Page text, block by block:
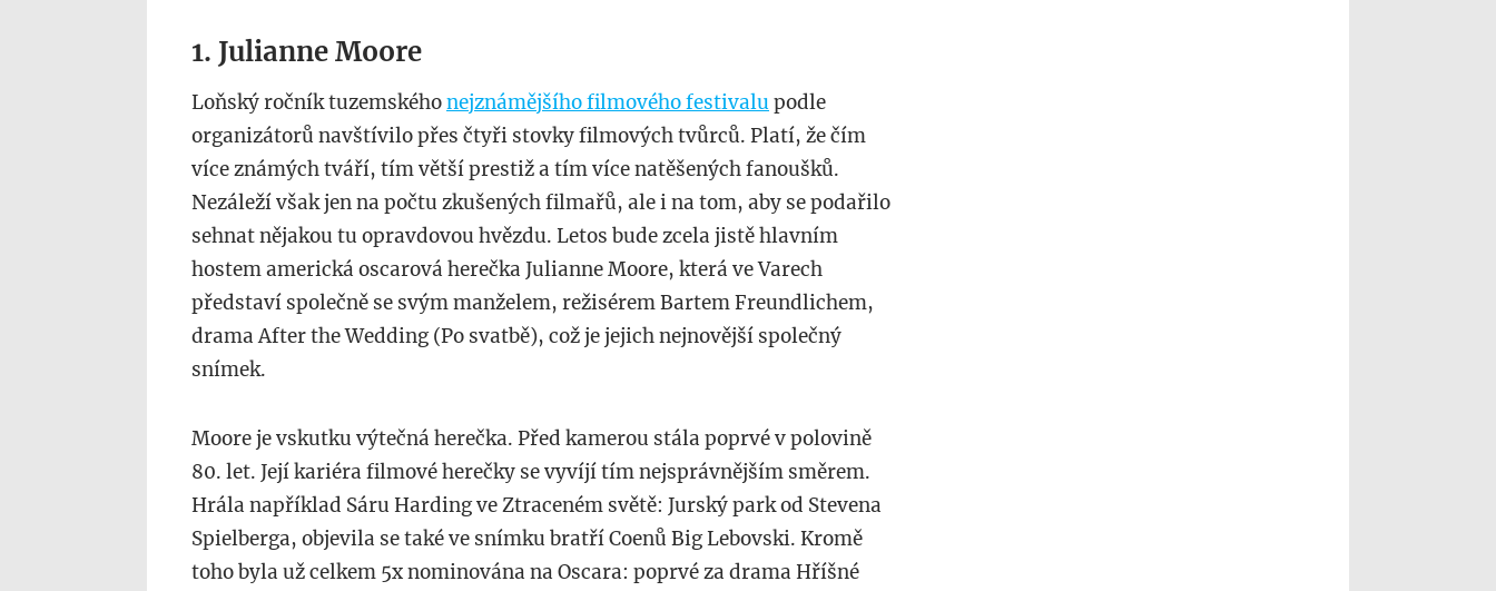
1. Julianne Moore
Loňský ročník tuzemskéhonejznámějšího filmového festivalupodle
organizátorů navštívilo přes čtyři stovky filmových tvůrců. Platí, že čím
více známých tváří, tím větší prestiž a tím více natěšených fanoušků.
Nezáleží však jen na počtu zkušených filmařů, ale i na tom, aby se podařilo
sehnat nějakou tu opravdovou hvězdu. Letos bude zcela jistě hlavním
hostem americká oscarová herečka Julianne Moore, která ve Varech
představí společně se svým manželem, režisérem Bartem Freundlichem,
drama After the Wedding (Po svatbě), což je jejich nejnovější společný
snímek.
Moore je vskutku výtečná herečka. Před kamerou stála poprvé v polovině
80. let. Její kariéra filmové herečky se vyvíjí tím nejsprávnějším směrem.
Hrála například Sáru Harding ve Ztraceném světě: Jurský park od Stevena
Spielberga, objevila se také ve snímku bratří Coenů Big Lebovski. Kromě
toho byla už celkem 5x nominována na Oscara: poprvé za drama Hříšné